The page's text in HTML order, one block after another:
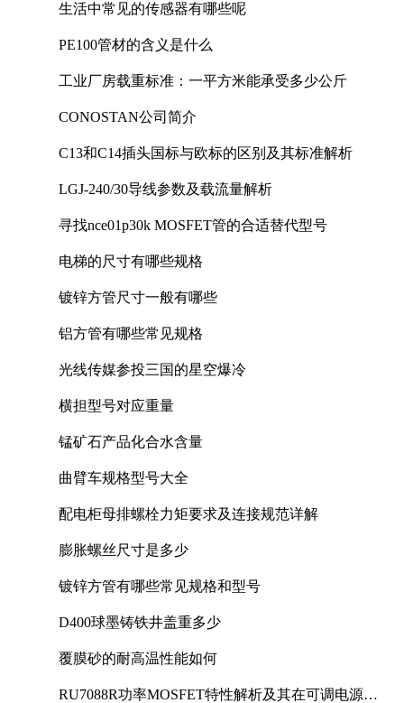
生活中常见的传感器有哪些呢
PE100管材的含义是什么
工业厂房载重标准：一平方米能承受多少公斤
CONOSTAN公司简介
C13和C14插头国标与欧标的区别及其标准解析
LGJ-240/30导线参数及载流量解析
寻找nce01p30k MOSFET管的合适替代型号
电梯的尺寸有哪些规格
镀锌方管尺寸一般有哪些
铝方管有哪些常见规格
光线传媒参投三国的星空爆冷
横担型号对应重量
锰矿石产品化合水含量
曲臂车规格型号大全
配电柜母排螺栓力矩要求及连接规范详解
膨胀螺丝尺寸是多少
镀锌方管有哪些常见规格和型号
D400球墨铸铁井盖重多少
覆膜砂的耐高温性能如何
RU7088R功率MOSFET特性解析及其在可调电源设